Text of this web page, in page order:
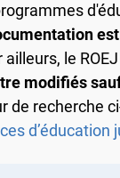
est
le
modifiés
recherche
d’éducation